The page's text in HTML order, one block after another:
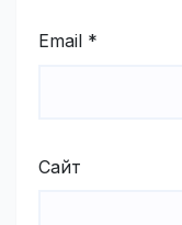
Email *
Сайт